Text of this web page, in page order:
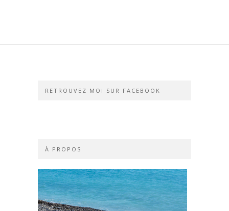
RETROUVEZ MOI SUR FACEBOOK
À PROPOS